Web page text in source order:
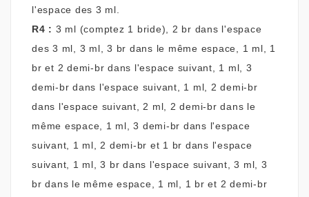
l'espace des 3 ml.
R4 : 3 ml (comptez 1 bride), 2 br dans l'espace
des 3 ml, 3 ml, 3 br dans le même espace, 1 ml, 1
br et 2 demi-br dans l'espace suivant, 1 ml, 3
demi-br dans l'espace suivant, 1 ml, 2 demi-br
dans l'espace suivant, 2 ml, 2 demi-br dans le
même espace, 1 ml, 3 demi-br dans l'espace
suivant, 1 ml, 2 demi-br et 1 br dans l'espace
suivant, 1 ml, 3 br dans l'espace suivant, 3 ml, 3
br dans le même espace, 1 ml, 1 br et 2 demi-br